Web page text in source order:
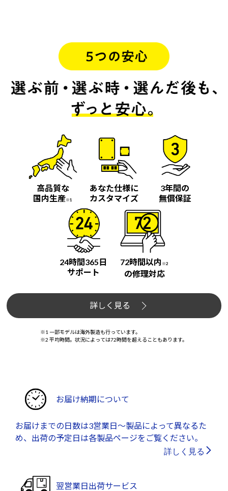
高品質な
国内生産※1
あなた仕様に
カスタマイズ
3年間の
無償保証
24時間365日
サポート
72時間以内 ※2
の修理対応
詳しく見る
※1 一部モデルは海外製造も行っています。
※2 平均時間。状況によっては72時間を超えることもあります。
お届け納期について
お届けまでの日数は3営業日～製品によって異なるた
め、出荷の予定日は各製品ページをご覧ください。
詳しく見る
翌営業日出荷サービス